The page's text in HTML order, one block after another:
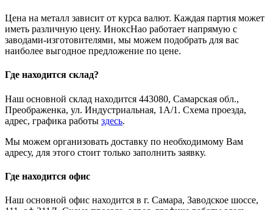
Цена на металл зависит от курса валют. Каждая партия может
иметь различную цену. ИноксНао работает напрямую с
заводами-изготовителями, мы можем подобрать для вас
наиболее выгодное предложение по цене.
Где находится склад?
Наш основной склад находится 443080, Самарская обл.,
Преображенка, ул. Индустриальная, 1А/1. Схема проезда,
адрес, графика работы здесь.
Мы можем организовать доставку по необходимому Вам
адресу, для этого стоит только заполнить заявку.
Где находится офис
Наш основной офис находится в г. Самара, Заводское шоссе,